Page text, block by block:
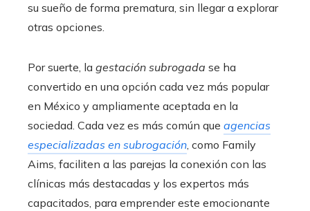
su sueño de forma prematura, sin llegar a explorar
otras opciones.
Por suerte, la gestación subrogada se ha
convertido en una opción cada vez más popular
en México y ampliamente aceptada en la
sociedad. Cada vez es más común que agencias
especializadas en subrogación, como Family
Aims, faciliten a las parejas la conexión con las
clínicas más destacadas y los expertos más
capacitados, para emprender este emocionante